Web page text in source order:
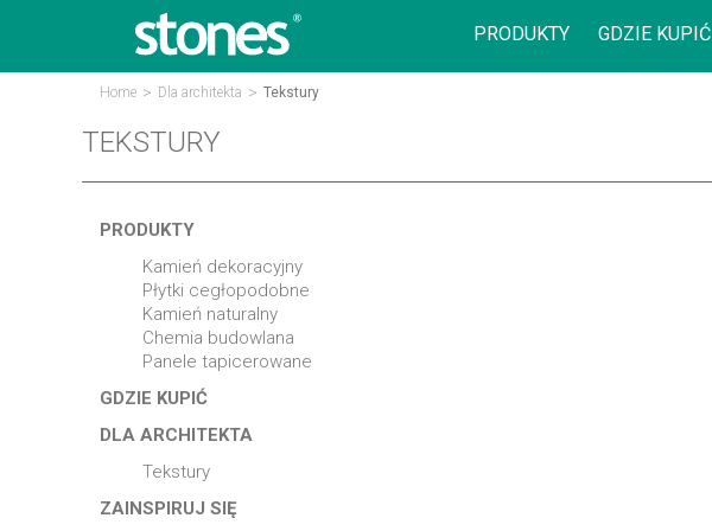
PRODUKTY GDZIE KUPIĆ
Home > Dla architekta > Tekstury
TEKSTURY
PRODUKTY
kamień dekoracyjny
płytki cegłopodobne
kamień naturalny
chemia budowlana
panele tapicerowane
GDZIE KUPIĆ
DLA ARCHITEKTA
tekstury
ZAINSPIRUJ SIĘ